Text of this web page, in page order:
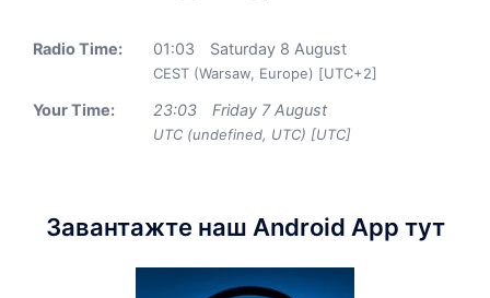
Radio Time: 01:03 Saturday 8 August
CEST (Warsaw, Europe) [UTC+2]
Your Time: 23:03 Friday 7 August
UTC (undefined, UTC) [UTC]
Завантажте наш Android App тут